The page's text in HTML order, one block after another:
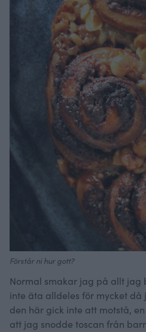
Förstår ni hur gott?
Normal smakar jag på allt jag
inte äta alldeles för mycket
den här gick inte att motstå,
att jag snodde toscan från